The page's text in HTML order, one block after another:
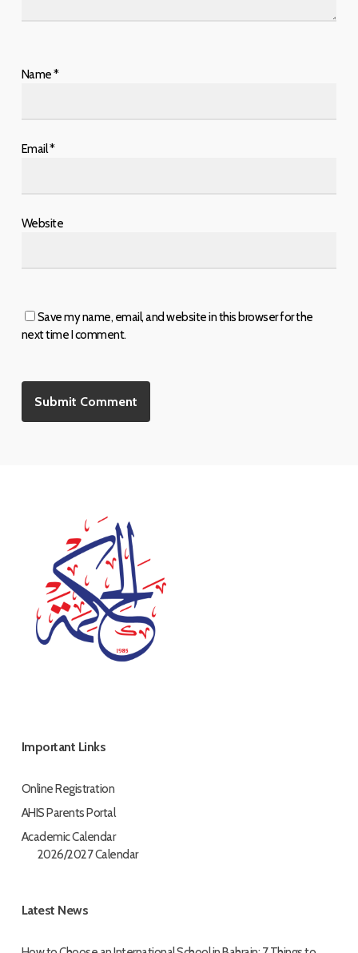
Name*
Email*
Website
Save my name, email, and website in this browser for the
next time I comment.
Important Links
Online Registration
AHIS Parents Portal
Academic Calendar
2026/2027 Calendar
Latest News